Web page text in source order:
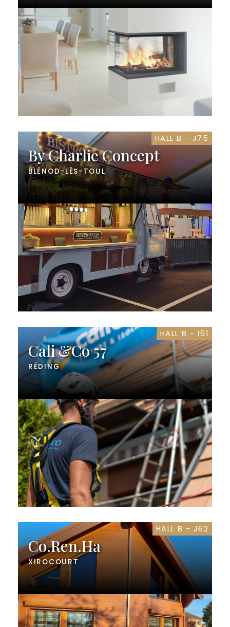
HALL B - J75
By Charlie Concept
BLÉNOD-LÈS-TOUL
HALL B - I51
Cali &Co 57
RÉDING
HALL B - J62
Co.Ren.Ha
XIROCOURT